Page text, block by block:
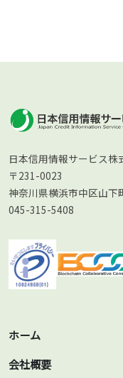
日本信用情報サービス株
〒231-0023
神奈川県横浜市中区山
045-315-5408
ホーム
会社概要